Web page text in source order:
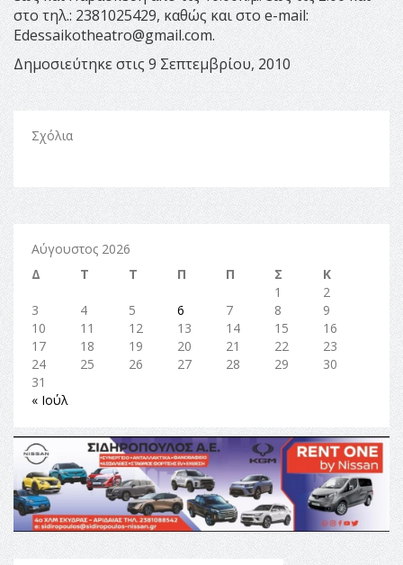
στο τηλ.: 2381025429, καθώς και στο e-mail:
Edessaikotheatro@gmail.com.
Δημοσιεύτηκε στις 9 Σεπτεμβρίου, 2010
Σχόλια
Αύγουστος 2026
Δ
Τ Τ Π Π Σ
Κ
1
2
3
4 5 6 7 8
9
10
11 12 13 14 15
16
17
18 19 20 21 22
23
24
25 26 27 28 29
30
31
« Ιούλ